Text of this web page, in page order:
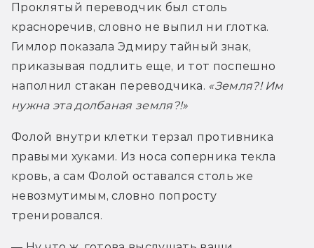
Проклятый переводчик был столь
красноречив, словно не выпил ни глотка.
Гимлор показала Эдмиру тайный знак,
приказывая подлить еще, и тот поспешно
наполнил стакан переводчика. «Земля?! Им
нужна эта долбаная земля?!»
Фолой внутри клетки терзал противника
правыми хуками. Из носа соперника текла
кровь, а сам Фолой оставался столь же
невозмутимым, словно попросту
тренировался.